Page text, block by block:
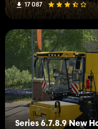
17 087
Series 6.7.8.9 New